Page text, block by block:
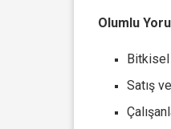
Olumlu
Bitkisel
Satış